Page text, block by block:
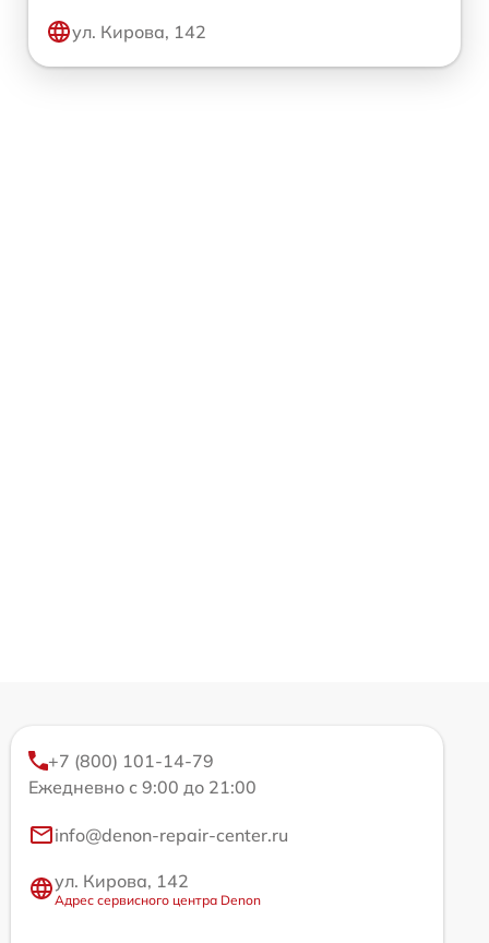
ул. Кирова, 142
+7 (800) 101-14-79
Ежедневно с 9:00 до 21:00
info@denon-repair-center.ru
ул. Кирова, 142
Адрес сервисного центра Denon